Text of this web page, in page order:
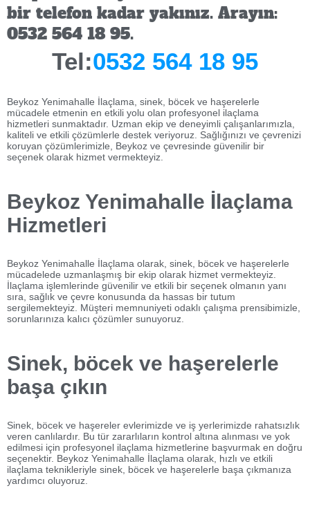
bir telefon kadar yakınız. Arayın:
0532 564 18 95.
Tel:0532 564 18 95
Beykoz Yenimahalle İlaçlama, sinek, böcek ve haşerelerle
mücadele etmenin en etkili yolu olan profesyonel ilaçlama
hizmetleri sunmaktadır. Uzman ekip ve deneyimli çalışanlarımızla,
kaliteli ve etkili çözümlerle destek veriyoruz. Sağlığınızı ve çevrenizi
koruyan çözümlerimizle, Beykoz ve çevresinde güvenilir bir
seçenek olarak hizmet vermekteyiz.
Beykoz Yenimahalle İlaçlama
Hizmetleri
Beykoz Yenimahalle İlaçlama olarak, sinek, böcek ve haşerelerle
mücadelede uzmanlaşmış bir ekip olarak hizmet vermekteyiz.
İlaçlama işlemlerinde güvenilir ve etkili bir seçenek olmanın yanı
sıra, sağlık ve çevre konusunda da hassas bir tutum
sergilemekteyiz. Müşteri memnuniyeti odaklı çalışma prensibimizle,
sorunlarınıza kalıcı çözümler sunuyoruz.
Sinek, böcek ve haşerelerle
başa çıkın
Sinek, böcek ve haşereler evlerimizde ve iş yerlerimizde rahatsızlık
veren canlılardır. Bu tür zararlıların kontrol altına alınması ve yok
edilmesi için profesyonel ilaçlama hizmetlerine başvurmak en doğru
seçenektir. Beykoz Yenimahalle İlaçlama olarak, hızlı ve etkili
ilaçlama teknikleriyle sinek, böcek ve haşerelerle başa çıkmanıza
yardımcı oluyoruz.